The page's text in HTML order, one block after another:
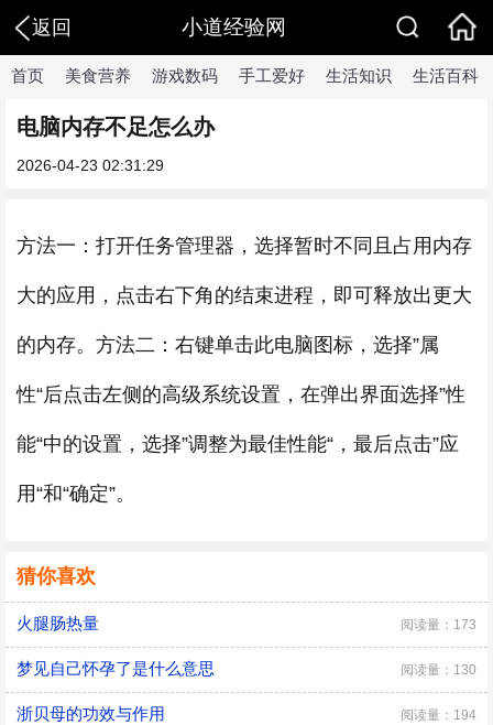
返回 小道经验网
首页 美食营养 游戏数码 手工爱好 生活知识 生活百科
电脑内存不足怎么办
2026-04-23 02:31:29
方法一：打开任务管理器，选择暂时不同且占用内存
大的应用，点击右下角的结束进程，即可释放出更大
的内存。方法二：右键单击此电脑图标，选择”属
性“后点击左侧的高级系统设置，在弹出界面选择”性
能“中的设置，选择”调整为最佳性能“，最后点击”应
用“和“确定”。
猜你喜欢
火腿肠热量 阅读量：173
梦见自己怀孕了是什么意思 阅读量：130
浙贝母的功效与作用 阅读量：194